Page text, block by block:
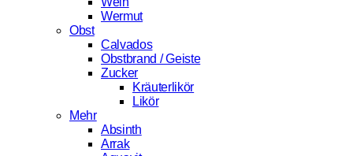
Wermut
Obst
Calvados
Obstbrand / Geiste
Zucker
Kräuterlikör
Likör
Mehr
Absinth
Arrak